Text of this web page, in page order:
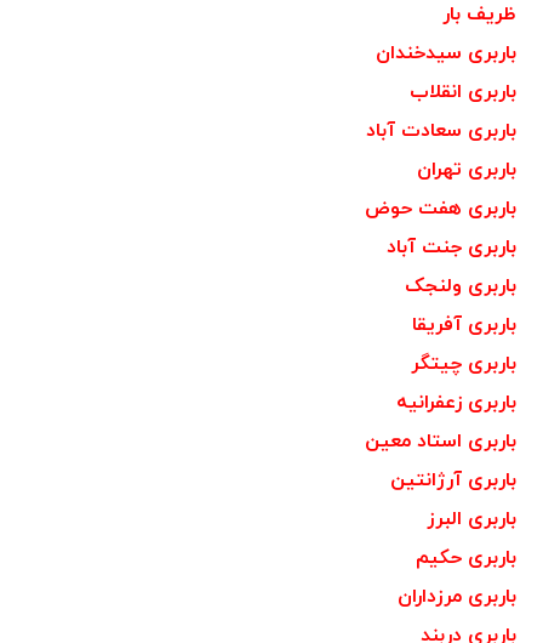
ظریف بار
باربری سیدخندان
باربری انقلاب
باربری سعادت آباد
باربری تهران
باربری هفت حوض
باربری جنت آباد
باربری ولنجک
باربری آفریقا
باربری چیتگر
باربری زعفرانیه
باربری استاد معین
باربری آرژانتین
باربری البرز
باربری حکیم
باربری مرزداران
باربری دربند